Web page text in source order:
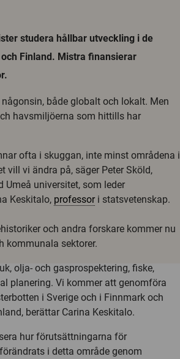
studera hållbar utveckling i de
Finland. Mistra finansierar
både globalt och lokalt. Men
havsmiljöerna som hittills har
ofta i skuggan, inte minst områdena i
vill vi ändra på, säger Peter Sköld,
universitet, som leder
Keskitalo, professori statsvetenskap.
och andra forskare kommer nu
kommunala sektorer.
olja- och gasprospektering, fiske,
planering. Vi kommer att genomföra
i Sverige och i Finnmark och
berättar Carina Keskitalo.
hur förutsättningarna för
i detta område genom